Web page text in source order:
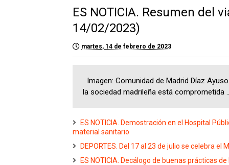
ES NOTICIA. Resumen del
14/02/2023)
martes, 14 de febrero de 2023
Imagen: Comunidad de Madrid Díaz
la sociedad madrileña está comprometida
ES NOTICIA. Demostración en el Hospital
material sanitario
DEPORTES. Del 17 al 23 de julio se celebra el
ES NOTICIA. Decálogo de buenas prácticas